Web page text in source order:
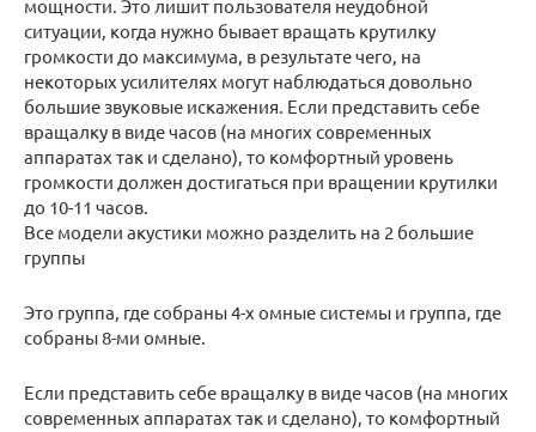
мощности. Это лишит пользователя неудобной
ситуации, когда нужно бывает вращать крутилку
громкости до максимума, в результате чего, на
некоторых усилителях могут наблюдаться довольно
большие звуковые искажения. Если представить себе
вращалку в виде часов (на многих современных
аппаратах так и сделано), то комфортный уровень
громкости должен достигаться при вращении крутилки
до 10-11 часов.
Все модели акустики можно разделить на 2 большие
группы
Это группа, где собраны 4-х омные системы и группа, где
собраны 8-ми омные.
Если представить себе вращалку в виде часов (на многих
современных аппаратах так и сделано), то комфортный